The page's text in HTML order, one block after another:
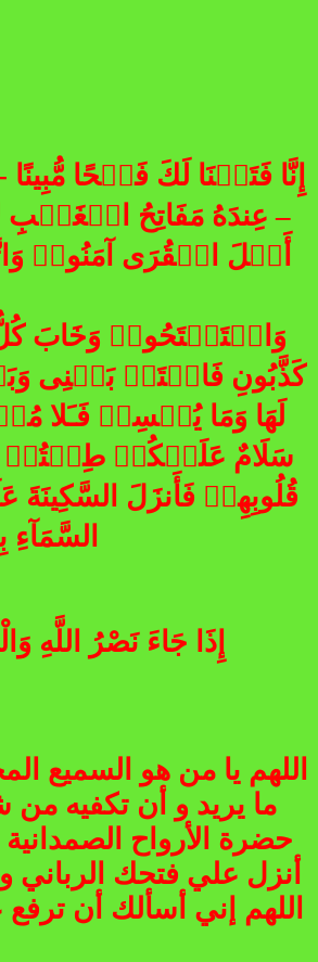
إِنَّا فَتَحۡنَا لَكَ فَتۡحًا
– عِندَهُ مَفَاتِحُ الۡغَيۡبِ
أَهۡلَ الۡقُرَى آمَنُوا۟
وَاسۡتَفۡتَحُوا۟ وَخَابَ كُلُّ
كَذَّبُونِ فَافۡتَحۡ بَيۡنِى
لَهَا وَمَا يُمۡسِكۡ فَـَلا
سَلَامٌ عَلَيۡكُمۡ طِبۡتُمۡ
قُلُوبِهِمۡ فَأَنزَلَ السَّكِينَةَ
إِذَا جَاءَ نَصْرُ اللَّهِ
اللهم يا من هو السميع
ما يريد و أن تكفيه
حضرة الأرواح
أنزل علي فتحك
اللهم إني أسألك أن